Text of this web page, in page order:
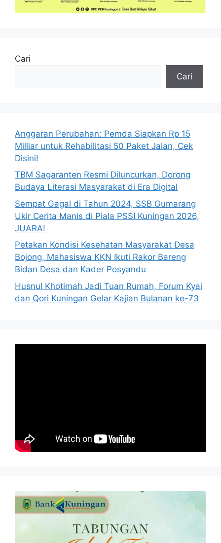
Cari
Cari
Anggaran Perubahan: Pemda Siapkan Rp 15
Milliar untuk Rehabilitasi 50 Paket Jalan, Cek
Disini!
TBM Sagaranten Resmi Diluncurkan, Dorong
Budaya Literasi Masyarakat di Era Digital
Sempat Gagal di Tahun 2024, SSB Gumarang
Ukir Cerita Manis di Piala PSSI Kuningan 2026,
JUARA!
Petakan Kondisi Kesehatan Masyarakat Desa
Bojong, Mahasiswa KKN Ikuti Rakor Bareng
Bidan Desa dan Kader Posyandu
Husnul Khotimah Jadi Tuan Rumah, Forum Kyai
dan Qori Kuningan Gelar Kajian Bulanan ke-73